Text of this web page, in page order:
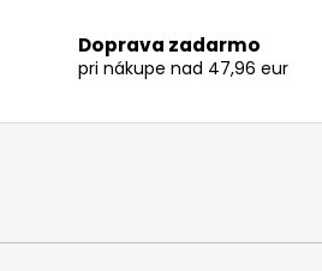
a
c
k
a
n
e
Doprava zadarmo
pri nákupe nad 47,96 eur